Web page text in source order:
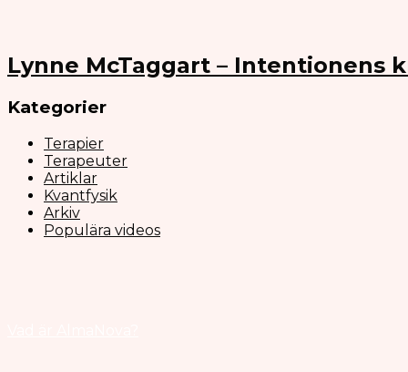
Lynne McTaggart – Intentionens
Kategorier
Terapier
Terapeuter
Artiklar
Kvantfysik
Arkiv
Populära videos